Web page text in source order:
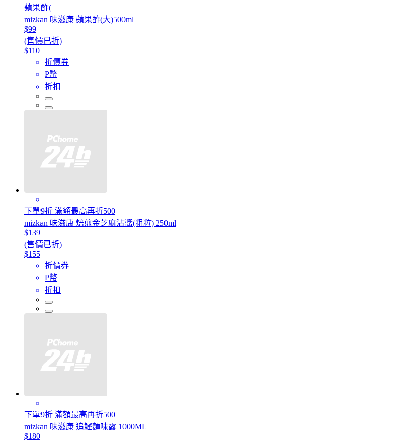
蘋果酢(
mizkan 味滋康 蘋果酢(大)500ml
$99
(售價已折)
$110
折價券
P幣
折扣
下單9折 滿額最高再折500
mizkan 味滋康 焙煎金芝麻沾醬(粗粒) 250ml
$139
(售價已折)
$155
折價券
P幣
折扣
下單9折 滿額最高再折500
mizkan 味滋康 追鰹麵味露 1000ML
$180